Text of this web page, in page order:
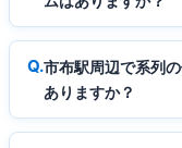
市布駅周辺で系列
ありますか？